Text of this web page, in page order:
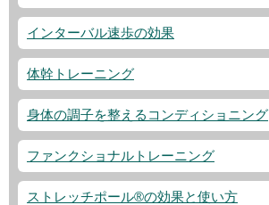
インターバル速歩の効果
体幹トレーニング
身体の調子を整えるコンディショニング
ファンクショナルトレーニング
ストレッチポール®の効果と使い方